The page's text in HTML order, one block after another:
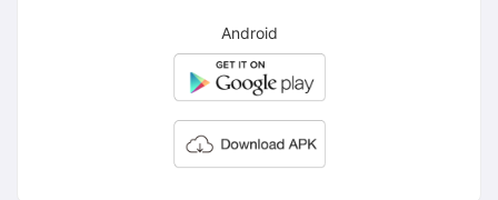
Android